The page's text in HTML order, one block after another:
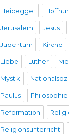
Heidegger
Jerusalem Jesus
Judentum Kirche
Liebe Luther
Mystik
Paulus Philosophie
Reformation
Religionsunterricht